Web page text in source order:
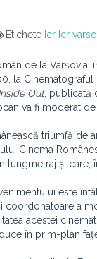
Etichete Icr Icr
de la
la
Out, publicată
va fi moderat
triumfă de
Cinema
lungmetraj și care,
este
coordonatoare a
acestei
în prim-plan